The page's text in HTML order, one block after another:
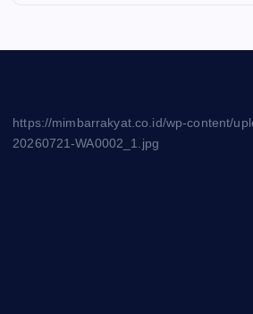
https://mimbarrakyat.co.id/wp-content/
20260721-WA0002_1.jpg